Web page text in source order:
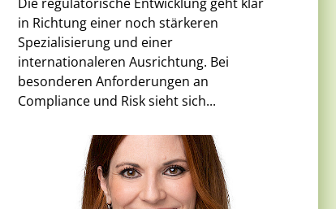
in Richtung einer noch stärkeren
Spezialisierung und einer
internationaleren Ausrichtung. Bei
besonderen Anforderungen an
Compliance und Risk sieht sich...